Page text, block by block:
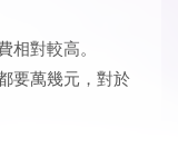
對較高。
要萬幾元，對於